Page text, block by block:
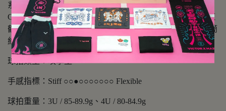
系列特點：極簡美學，大膽演繹。VICTOR 首度推出
Capsule Collection 膠囊系列，精選人氣裝備與大膽配色，紅
鶴粉、葡萄紫、牛奶白、冰山藍、午夜黑五大配色，展現簡
約搶眼的設計語言，為羽球裝備注入嶄新視覺魅力。
球拍類型：攻擊型
手感指標：Stiff ○○●○○○○○○○ Flexible
球拍重量：3U / 85-89.9g、4U / 80-84.9g